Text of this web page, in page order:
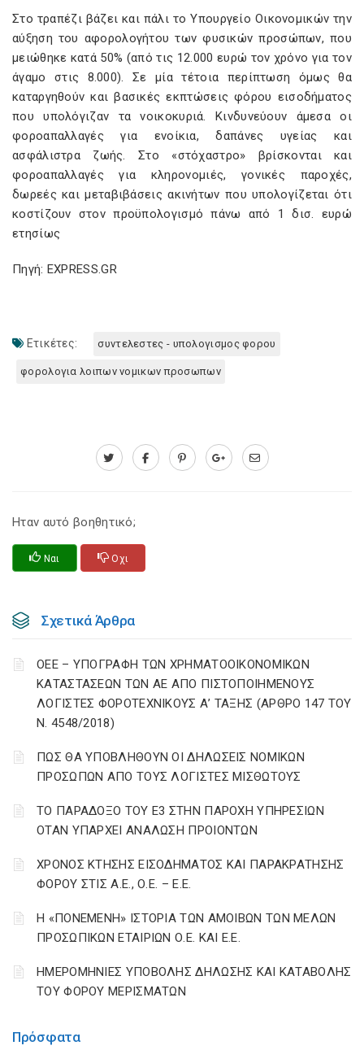
Πρόσφατα
Στο τραπέζι βάζει και πάλι το Yπουργείο Οικονομικών την
αύξηση του αφορολογήτου των φυσικών προσώπων, που
μειώθηκε κατά 50% (από τις 12.000 ευρώ τον χρόνο για τον
άγαμο στις 8.000). Σε μία τέτοια περίπτωση όμως θα
καταργηθούν και βασικές εκπτώσεις φόρου εισοδήματος
που υπολόγιζαν τα νοικοκυριά. Κινδυνεύουν άμεσα οι
φοροαπαλλαγές για ενοίκια, δαπάνες υγείας και
ασφάλιστρα ζωής. Στο «στόχαστρο» βρίσκονται και
φοροαπαλλαγές για κληρονομιές, γονικές παροχές,
δωρεές και μεταβιβάσεις ακινήτων που υπολογίζεται ότι
κοστίζουν στον προϋπολογισμό πάνω από 1 δισ. ευρώ
ετησίως
Πηγή: EXPRESS.GR
Ετικέτες: συντελεστες - υπολογισμος φορου
φορολογια λοιπων νομικων προσωπων
Ηταν αυτό βοηθητικό;
Ναι Οχι
Σχετικά Άρθρα
ΟΕΕ – ΥΠΟΓΡΑΦΗ ΤΩΝ ΧΡΗΜΑΤΟΟΙΚΟΝΟΜΙΚΩΝ
ΚΑΤΑΣΤΑΣΕΩΝ ΤΩΝ ΑΕ ΑΠΟ ΠΙΣΤΟΠΟΙΗΜΕΝΟΥΣ
ΛΟΓΙΣΤΕΣ ΦΟΡΟΤΕΧΝΙΚΟΥΣ Α’ ΤΑΞΗΣ (ΑΡΘΡΟ 147 ΤΟΥ
Ν. 4548/2018)
ΠΩΣ ΘΑ ΥΠΟΒΛΗΘΟΥΝ ΟΙ ΔΗΛΩΣΕΙΣ ΝΟΜΙΚΩΝ
ΠΡΟΣΩΠΩΝ ΑΠΟ ΤΟΥΣ ΛΟΓΙΣΤΕΣ ΜΙΣΘΩΤΟΥΣ
ΤΟ ΠΑΡΑΔΟΞΟ ΤΟΥ Ε3 ΣΤΗΝ ΠΑΡΟΧΗ ΥΠΗΡΕΣΙΩΝ
ΟΤΑΝ ΥΠΑΡΧΕΙ ΑΝΑΛΩΣΗ ΠΡΟΙΟΝΤΩΝ
ΧΡΟΝΟΣ ΚΤΗΣΗΣ ΕΙΣΟΔΗΜΑΤΟΣ ΚΑΙ ΠΑΡΑΚΡΑΤΗΣΗΣ
ΦΟΡΟΥ ΣΤΙΣ Α.Ε., Ο.Ε. – Ε.Ε.
Η «ΠΟΝΕΜΕΝΗ» ΙΣΤΟΡΙΑ ΤΩΝ ΑΜΟΙΒΩΝ ΤΩΝ ΜΕΛΩΝ
ΠΡΟΣΩΠΙΚΩΝ ΕΤΑΙΡΙΩΝ Ο.Ε. ΚΑΙ Ε.Ε.
ΗΜΕΡΟΜΗΝΙΕΣ ΥΠΟΒΟΛΗΣ ΔΗΛΩΣΗΣ ΚΑΙ ΚΑΤΑΒΟΛΗΣ
ΤΟΥ ΦΟΡΟΥ ΜΕΡΙΣΜΑΤΩΝ